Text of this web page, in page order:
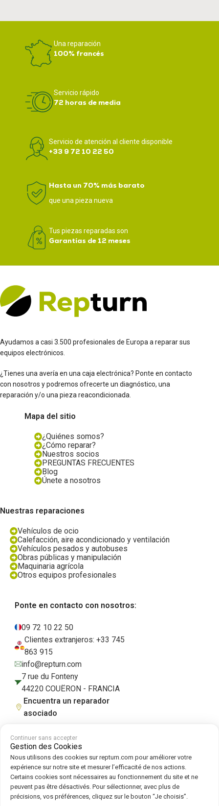
Una reparación
100% francés
Servicio rápido
72 horas de media
Servicio de atención al cliente disponible
+33 9 72 10 22 50
Hasta un 70% más barato
que una pieza nueva
Tus piezas reparadas son
Garantías de 12 meses
Ayudamos a casi 3.500 profesionales de Europa a reparar sus
equipos electrónicos.
¿Tienes una avería en una caja electrónica? Ponte en contacto
con nosotros y podremos ofrecerte un diagnóstico, una
reparación y/o una pieza reacondicionada.
Mapa del sitio
¿Quiénes somos?
¿Cómo reparar?
Nuestros socios
PREGUNTAS FRECUENTES
Blog
Únete a nosotros
Nuestras reparaciones
Vehículos de ocio
Calefacción, aire acondicionado y ventilación
Vehículos pesados y autobuses
Obras públicas y manipulación
Maquinaria agrícola
Otros equipos profesionales
Ponte en contacto con nosotros:
09 72 10 22 50
Clientes extranjeros: +33 745
863 915
info@repturn.com
7 rue du Fonteny
44220 COUËRON - FRANCIA
Encuentra un reparador
asociado
Condiciones generales de venta Aviso legal Política de privacidad
Cookies|Política de cookies
Síguenos en :
Continuer sans accepter
Gestion des Cookies
Nous utilisons des cookies sur repturn.com pour améliorer votre
expérience sur notre site et mesurer l’efficacité de nos actions.
Certains cookies sont nécessaires au fonctionnement du site et ne
peuvent pas être désactivés. Pour sélectionner, avec plus de
précisions, vos préférences, cliquez sur le bouton “Je choisis”.